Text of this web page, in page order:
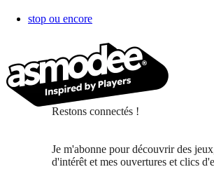
stop ou encore
Restons connectés !
Je m'abonne pour découvrir des
d'intérêt et mes ouvertures et clics